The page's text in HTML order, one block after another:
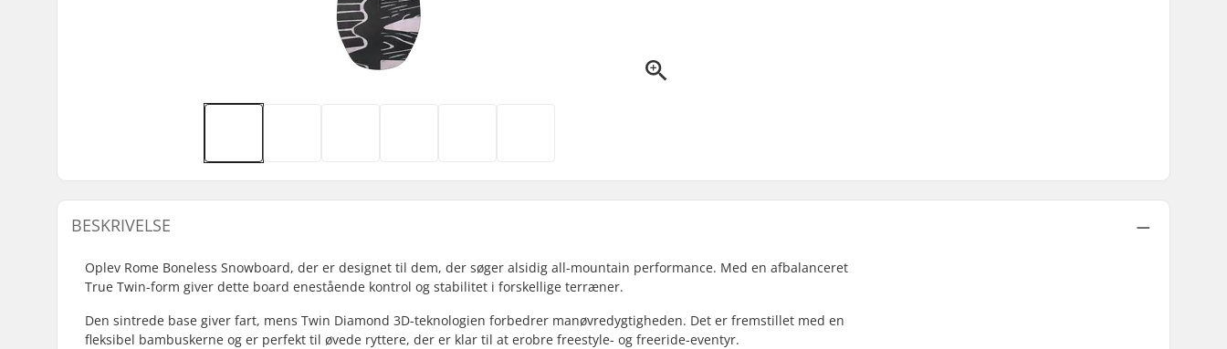
BESKRIVELSE
Oplev Rome Boneless Snowboard, der er designet til dem, der søger alsidig all-mountain performance. Med en afbalanceret
True Twin-form giver dette board enestående kontrol og stabilitet i forskellige terræner.
Den sintrede base giver fart, mens Twin Diamond 3D-teknologien forbedrer manøvredygtigheden. Det er fremstillet med en
fleksibel bambuskerne og er perfekt til øvede ryttere, der er klar til at erobre freestyle- og freeride-eventyr.